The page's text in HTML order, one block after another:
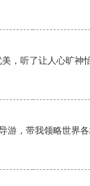
，听了让人心旷神怡
游，带我领略世界各